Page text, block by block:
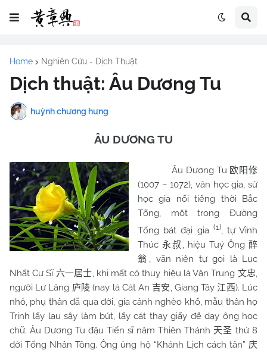
Home Nghiên Cứu - Dịch Thuật
Dịch thuật: Âu Dương Tu
huỳnh chương hưng
ÂU DƯƠNG TU
Âu Dương Tu 欧阳修
(1007 – 1072), văn học gia, sử
học gia nổi tiếng thời Bắc
Tống, một trong Đường
Tống bát đại gia (1), tự Vĩnh
Thúc 永叔 , hiệu Tuý Ông 醉
翁 , vãn niên tự gọi là Lục
Nhất Cư Sĩ 六一居士, khi mất có thuỵ hiệu là Văn Trung 文忠,
người Lư Lăng 庐陵 (nay là Cát An 吉安, Giang Tây江西). Lúc
nhỏ, phụ thân đã qua đời, gia cảnh nghèo khổ, mẫu thân họ
Trịnh lấy lau sậy làm bút, lấy cát thay giấy để dạy ông học
chữ. Âu Dương Tu đậu Tiến sĩ năm Thiên Thánh 天圣 thứ 8
đời Tống Nhân Tông. Ông ủng hộ “Khánh Lịch cách tân” 庆